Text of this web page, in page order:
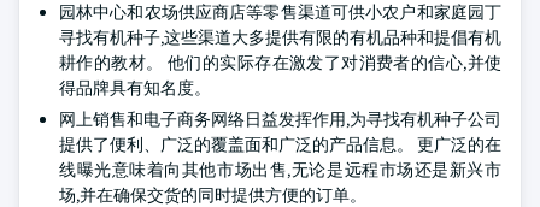
园林中心和农场供应商店等零售渠道可供小农户和家庭园丁
寻找有机种子,这些渠道大多提供有限的有机品种和提倡有机
耕作的教材。 他们的实际存在激发了对消费者的信心,并使
得品牌具有知名度。
网上销售和电子商务网络日益发挥作用,为寻找有机种子公司
提供了便利、广泛的覆盖面和广泛的产品信息。 更广泛的在
线曝光意味着向其他市场出售,无论是远程市场还是新兴市
场,并在确保交货的同时提供方便的订单。